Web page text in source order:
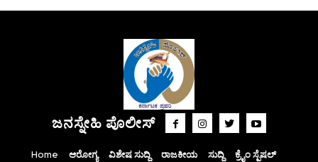
ಜನಸ್ನೇಹಿ ಪೊಲೀಸ್
Home ಆರೋಗ್ಯ ವಿಶೇಷ ಸುದ್ದಿ ರಾಜಕೀಯ ಸುದ್ದಿ ಕ್ರೈಂ ಸ್ಪೆಷಲ್